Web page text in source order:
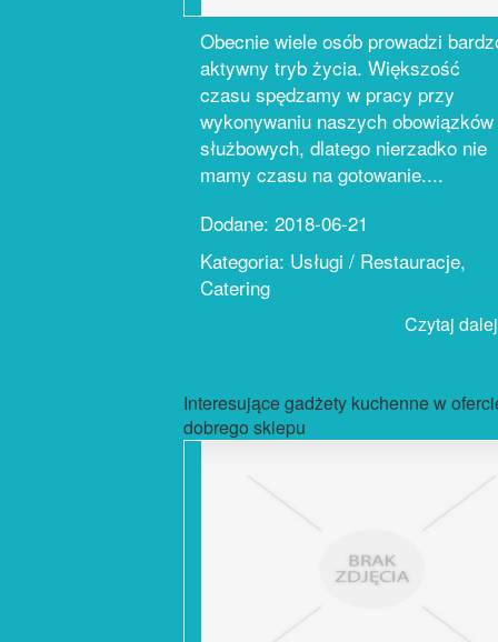
Obecnie wiele osób prowadzi
aktywny tryb życia. Większość
czasu spędzamy w pracy przy
wykonywaniu naszych obowiązków
służbowych, dlatego nierzadko nie
mamy czasu na gotowanie....
Dodane: 2018-06-21
Kategoria: Usługi / Restauracje,
Catering
Czytaj
Interesujące gadżety kuchenne w
dobrego sklepu